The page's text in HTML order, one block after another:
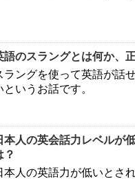
語のスラングとは何か、
ラングを使って英語が話
というお話です。
本人の英会話力レベルが
？
本人の英語力が低いとさ